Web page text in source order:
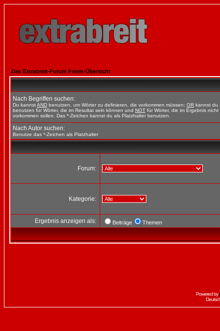
Das Extrabreit-Forum Foren-Übersicht
Nach Begriffen suchen:
Du kannstAND benutzen, um Wörter zu definieren, die vorkommen müssen; OR kannst du
benutzen für Wörter, die im Resultat sein können und NOT für Wörter, die im Ergebnis nicht
vorkommen sollen. Das *-Zeichen kannst du als Platzhalter benutzen.
Nach Autor suchen:
Benutze das *-Zeichen als Platzhalter
Forum:
Kategorie:
Ergebnis anzeigen als: Beiträge Themen
Powered by